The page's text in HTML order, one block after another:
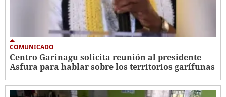
COMUNICADO
Centro Garinagu solicita reunión al presidente
Asfura para hablar sobre los territorios garífunas